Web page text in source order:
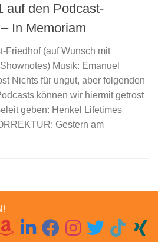
auf den Podcast-
In Memoriam
Friedhof (auf Wunsch mit
Musik: Emanuel
Nichts für ungut, aber folgenden
können wir hiermit getrost
geben: Henkel Lifetimes
Gestern am